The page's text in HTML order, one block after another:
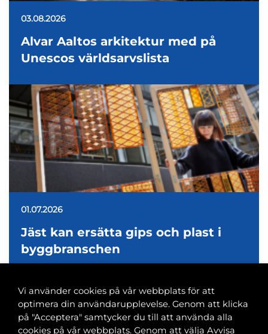
03.08.2026
Alvar Aaltos arkitektur med på
Unescos världsarvslista
01.07.2026
Jäst kan ersätta gips och plast i
byggbranschen
Banvaktsgatan 2A, 00520 Helsingfors
Vi använder cookies på vår webbplats för att
optimera din användarupplevelse. Genom att klicka
på "Acceptera" samtycker du till att använda alla
cookies på vår webbplats. Genom att välja Avvisa